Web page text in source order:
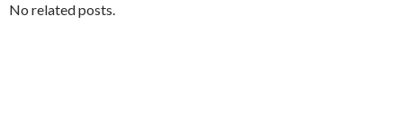
No related posts.